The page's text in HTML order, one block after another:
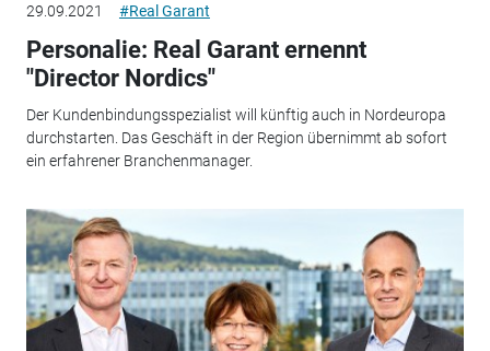
29.09.2021 #Real Garant
Personalie: Real Garant ernennt
"Director Nordics"
Der Kundenbindungsspezialist will künftig auch in Nordeuropa
durchstarten. Das Geschäft in der Region übernimmt ab sofort
ein erfahrener Branchenmanager.